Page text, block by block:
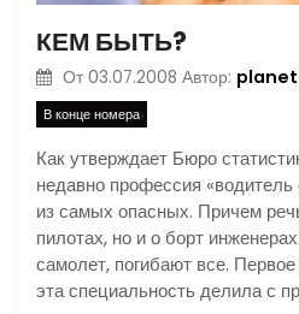
КЕМ БЫТЬ?
От 03.07.2008 Автор:
В конце номера
Как утверждает Бюро
недавно профессия
из самых опасных. Причем
пилотах, но и о борт
самолет, погибают все. Первое
эта специальность делила с